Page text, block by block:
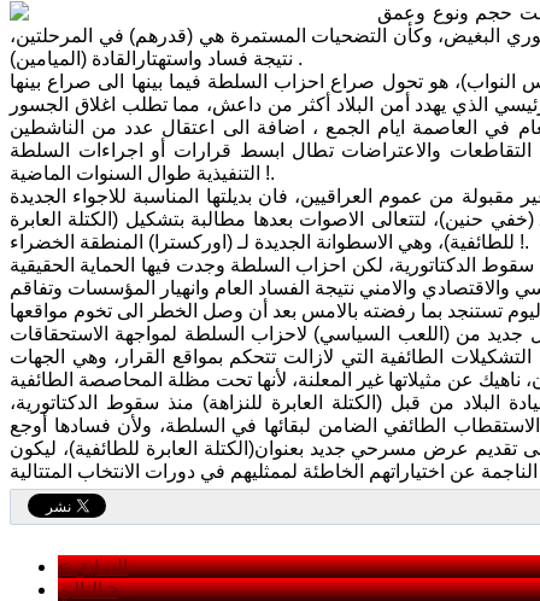
حجم ونوع وعمق
البغيض، وكأن التضحيات المستمرة هي (قدرهم) في المرحلتين،
نتيجة فساد واستهتارالقادة (الميامين) .
النواب)، هو تحول صراع احزاب السلطة فيما بينها الى صراع بينها
الذي يهدد أمن البلاد أكثر من داعش، مما تطلب اغلاق الجسور
في العاصمة ايام الجمع ، اضافة الى اعتقال عدد من الناشطين
والاعتراضات تطال ابسط قرارات أو اجراءات السلطة
التنفيذية طوال السنوات الماضية !.
من عموم العراقيين، فان بديلتها المناسبة للاجواء الجديدة
حنين)، لتتعالى الاصوات بعدها مطالبة بتشكيل (الكتلة العابرة
للطائفية)، وهي الاسطوانة الجديدة لـ (اوركسترا) المنطقة الخضراء !.
الدكتاتورية، لكن احزاب السلطة وجدت فيها الحماية الحقيقية
والامني نتيجة الفساد العام وانهيار المؤسسات وتفاقم
جديد من (اللعب السياسي) لاحزاب السلطة لمواجهة الاستحقاقات
الطائفية التي لازالت تتحكم بمواقع القرار، وهي الجهات
من قبل (الكتلة العابرة للنزاهة) منذ سقوط الدكتاتورية،
الطائفي الضامن لبقائها في السلطة، ولأن فسادها أوجع
عرض مسرحي جديد بعنوان(الكتلة العابرة للطائفية)، ليكون
< السابق
التالي >